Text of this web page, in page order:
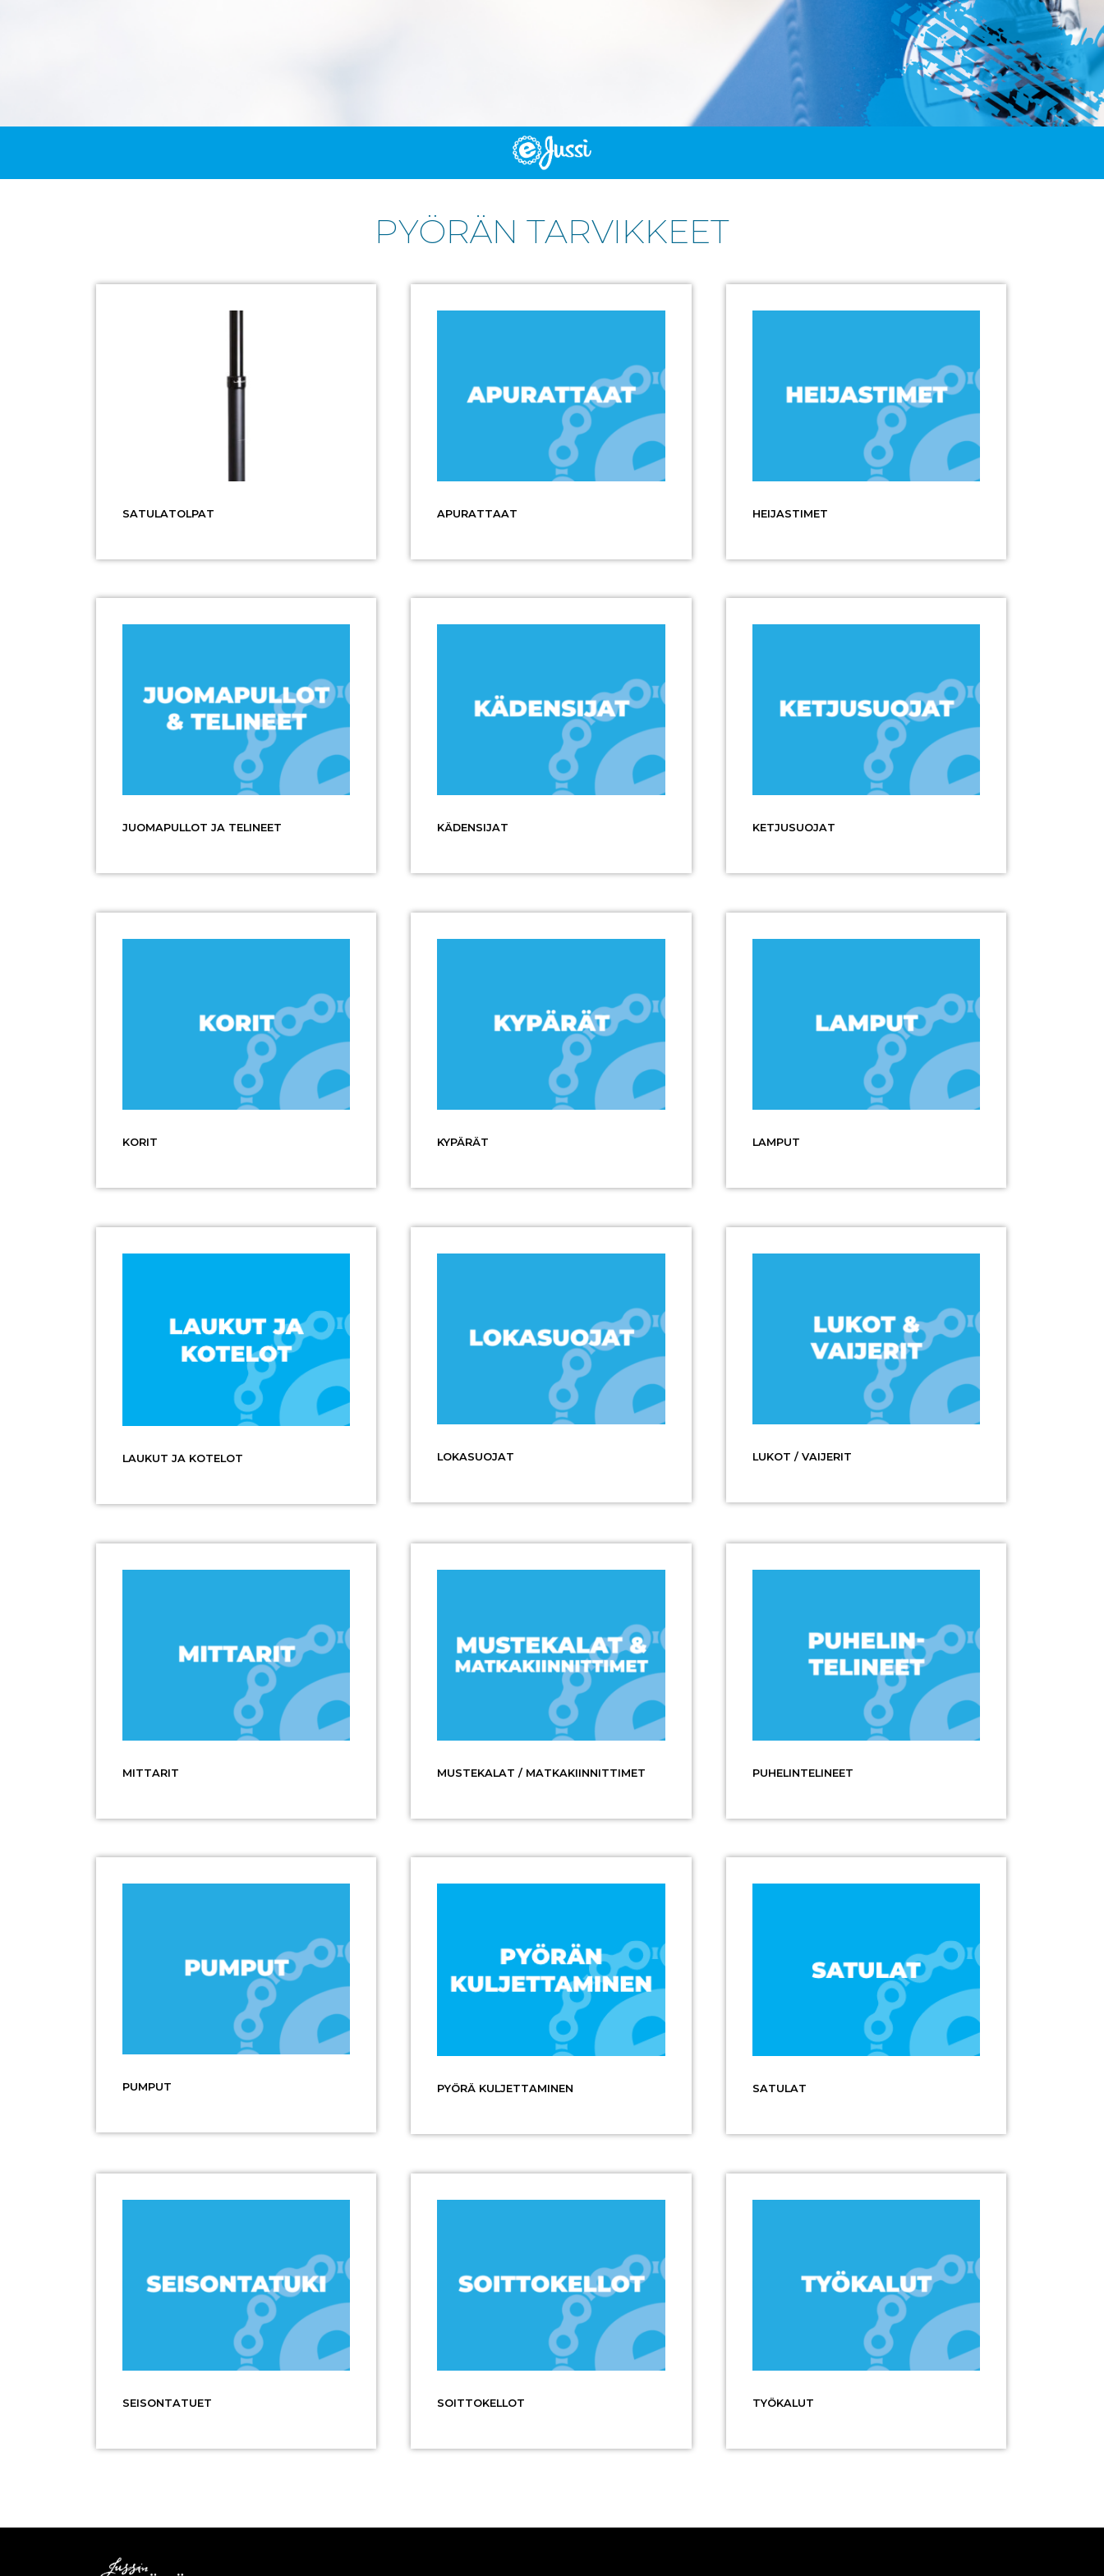
PYÖRÄN TARVIKKEET
SATULATOLPAT APURATTAAT HEIJASTIMET
JUOMAPULLOT JA TELINEET KÄDENSIJAT KETJUSUOJAT
KORIT KYPÄRÄT LAMPUT
LAUKUT JA KOTELOT LOKASUOJAT LUKOT / VAIJERIT
MITTARIT MUSTEKALAT / MATKAKIINNITTIMET PUHELINTELINEET
PUMPUT PYÖRÄ KULJETTAMINEN SATULAT
SEISONTATUET SOITTOKELLOT TYÖKALUT